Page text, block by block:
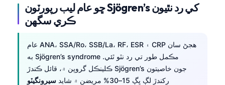
ڇو عام ليب رپورٽون Sjögren’s کي رد نٿيون
ڪري سگهن
عام ANA، SSA/Ro، SSB/La، RF، ESR ۽ CRP هجڻ سان
به Sjögren’s syndrome مڪمل طور تي رد نٿو ٿئي.
ڪلينڪل گروپن ۾، قائل ڪندڙ Sjögren’s جون خاصيتون
رکندڙ لڳ ڀڳ 15–30% مريضن ۾ شايد
سيرونگيٽو